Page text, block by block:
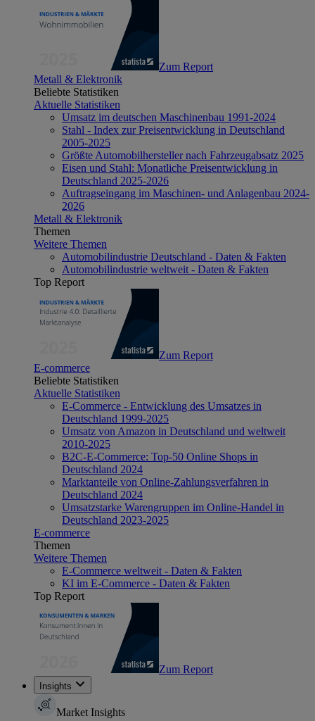
Zum Report
Metall & Elektronik
Beliebte Statistiken
Aktuelle Statistiken
Umsatz im deutschen Maschinenbau 1991-2024
Stahl - Index zur Preisentwicklung in Deutschland
2005-2025
Größte Automobilhersteller nach Fahrzeugabsatz 2025
Eisen und Stahl: Monatliche Preisentwicklung in
Deutschland 2025-2026
Auftragseingang im Maschinen- und Anlagenbau 2024-
2026
Metall & Elektronik
Themen
Weitere Themen
Automobilindustrie Deutschland - Daten & Fakten
Automobilindustrie weltweit - Daten & Fakten
Top Report
Zum Report
E-commerce
Beliebte Statistiken
Aktuelle Statistiken
E-Commerce - Entwicklung des Umsatzes in
Deutschland 1999-2025
Umsatz von Amazon in Deutschland und weltweit
2010-2025
B2C-E-Commerce: Top-50 Online Shops in
Deutschland 2024
Marktanteile von Online-Zahlungsverfahren in
Deutschland 2024
Umsatzstarke Warengruppen im Online-Handel in
Deutschland 2023-2025
E-commerce
Themen
Weitere Themen
E-Commerce weltweit - Daten & Fakten
KI im E-Commerce - Daten & Fakten
Top Report
Zum Report
Insights
Market Insights